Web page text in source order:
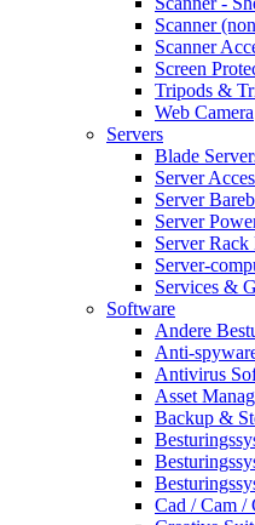
Scanner
Scanner
Screen
Tripods &
Web Camera
Servers
Blade
Server
Server
Server
Server
Server-
Services &
Software
Andere
Anti-
Antivirus
Asset
Backup &
Cad / Cam /